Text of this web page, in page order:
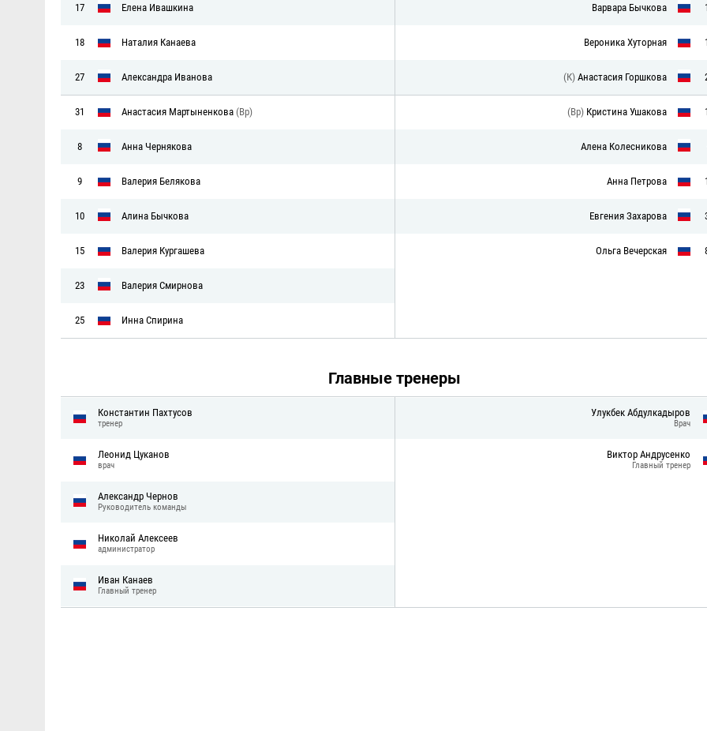
17 Елена Ивашкина
18 Наталия Канаева
27 Александра Иванова
31 Анастасия Мартыненкова (Вр)
8 Анна Чернякова
9 Валерия Белякова
10 Алина Бычкова
15 Валерия Кургашева
23 Валерия Смирнова
25 Инна Спирина
Варвара Бычкова
Вероника Хуторная
(К) Анастасия Горшкова
(Вр) Кристина Ушакова
Алена Колесникова
Анна Петрова
Евгения Захарова
Ольга Вечерская
Главные тренеры
Константин Пахтусов
тренер
Леонид Цуканов
врач
Александр Чернов
Руководитель команды
Николай Алексеев
администратор
Иван Канаев
Главный тренер
Улукбек Абдулкадыров
Врач
Виктор Андрусенко
Главный тренер